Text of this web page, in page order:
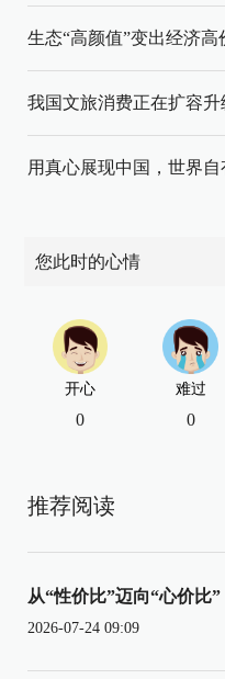
生态“高颜值”变出经济高
我国文旅消费正在扩容升
用真心展现中国，世界自
您此时的心情
开心
0
难过
0
推荐阅读
从“性价比”迈向“心价比
2026-07-24 09:09